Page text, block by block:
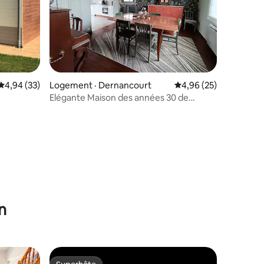
moyenne de 4,94 sur 5, 33 commentaires
4,94 (33)
Logement · Dernancourt Note moyenne de
4,96 (25)
Elégante Maison des années 30 de